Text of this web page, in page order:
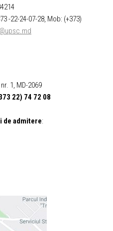
-22-24-07-28, Mob: (+373)
1, MD-2069
22) 74 72 08
de admitere: